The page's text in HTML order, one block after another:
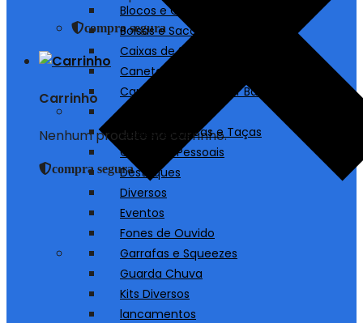
compra segura
Carrinho
Nenhum produto no carrinho.
compra segura
Blocos e Cadernos
Bolsas e Sacolas
Caixas de Som
Canetas
Carregadores/ Power Bank
Chaveiros
Copos, Canecas e Taças
Cuidados Pessoais
Destaques
Diversos
Eventos
Fones de Ouvido
Garrafas e Squeezes
Guarda Chuva
Kits Diversos
lancamentos